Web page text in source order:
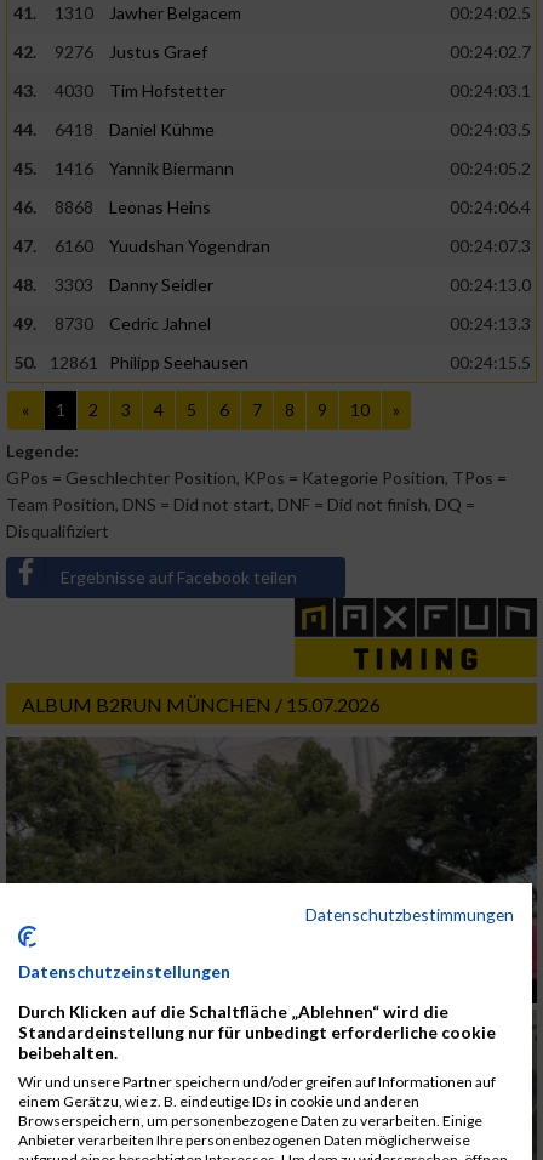
41.
1310 Jawher Belgacem
00:24:02.5
42.
9276 Justus Graef
00:24:02.7
43.
4030 Tim Hofstetter
00:24:03.1
44.
6418 Daniel Kühme
00:24:03.5
45.
1416 Yannik Biermann
00:24:05.2
46.
8868 Leonas Heins
00:24:06.4
47.
6160 Yuudshan Yogendran
00:24:07.3
48.
3303 Danny Seidler
00:24:13.0
49.
8730 Cedric Jahnel
00:24:13.3
50.
12861 Philipp Seehausen 00:24:15.5
« 1 2 3 4 5 6 7 8 9 10
»
Legende:
GPos = Geschlechter Position, KPos = Kategorie Position, TPos =
Team Position, DNS = Did not start, DNF = Did not finish, DQ =
Disqualifiziert
Ergebnisse auf Facebook teilen
ALBUM B2RUN MÜNCHEN / 15.07.2026
Datenschutzbestimmungen
Datenschutzeinstellungen
Durch Klicken auf die Schaltfläche „Ablehnen“ wird die
Standardeinstellung nur für unbedingt erforderliche cookie
beibehalten.
Wir und unsere Partner speichern und/oder greifen auf Informationen auf
einem Gerät zu, wie z. B. eindeutige IDs in cookie und anderen
Browserspeichern, um personenbezogene Daten zu verarbeiten. Einige
Anbieter verarbeiten Ihre personenbezogenen Daten möglicherweise